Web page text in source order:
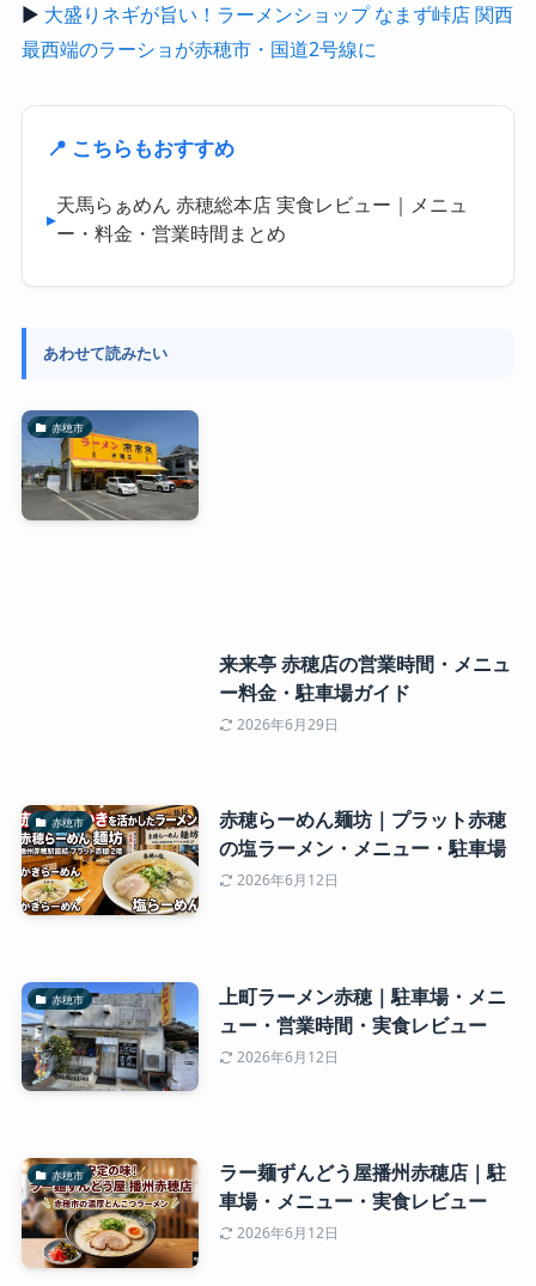
▶ 大盛りネギが旨い！ラーメンショップ なまず峠店 関西
最西端のラーショが赤穂市・国道2号線に
📍 こちらもおすすめ
▸
天馬らぁめん 赤穂総本店 実食レビュー｜メニュ
ー・料金・営業時間まとめ
あわせて読みたい
赤穂市
来来亭 赤穂店の営業時間・メニュ
ー料金・駐車場ガイド
2026年6月29日
赤穂市
赤穂らーめん麺坊｜プラット赤穂
の塩ラーメン・メニュー・駐車場
2026年6月12日
赤穂市
上町ラーメン赤穂｜駐車場・メニ
ュー・営業時間・実食レビュー
2026年6月12日
赤穂市
ラー麺ずんどう屋播州赤穂店｜駐
車場・メニュー・実食レビュー
2026年6月12日